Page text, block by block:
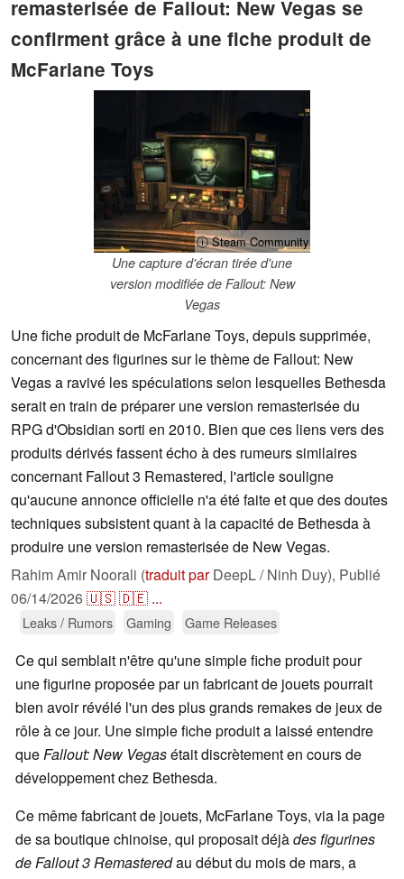
remasterisée de Fallout: New Vegas se
confirment grâce à une fiche produit de
McFarlane Toys
ⓘ Steam Community
Une capture d'écran tirée d'une
version modifiée de Fallout: New
Vegas
Une fiche produit de McFarlane Toys, depuis supprimée,
concernant des figurines sur le thème de Fallout: New
Vegas a ravivé les spéculations selon lesquelles Bethesda
serait en train de préparer une version remasterisée du
RPG d'Obsidian sorti en 2010. Bien que ces liens vers des
produits dérivés fassent écho à des rumeurs similaires
concernant Fallout 3 Remastered, l'article souligne
qu'aucune annonce officielle n'a été faite et que des doutes
techniques subsistent quant à la capacité de Bethesda à
produire une version remasterisée de New Vegas.
Rahim Amir Noorali (traduit parDeepL / Ninh Duy), Publié
06/14/2026🇺🇸🇩🇪 ...
Leaks / Rumors Gaming Game Releases
Ce qui semblait n'être qu'une simple fiche produit pour
une figurine proposée par un fabricant de jouets pourrait
bien avoir révélé l'un des plus grands remakes de jeux de
rôle à ce jour. Une simple fiche produit a laissé entendre
queFallout: New Vegasétait discrètement en cours de
développement chez Bethesda.
Ce même fabricant de jouets, McFarlane Toys, via la page
de sa boutique chinoise, qui proposait déjàdes figurines
de Fallout 3 Remasteredau début du mois de mars, a